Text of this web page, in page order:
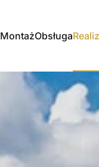
MontażObsługa